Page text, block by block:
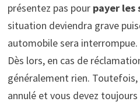
présentez pas pourpayer les
situation deviendra grave
automobile sera interrompue.
Dès lors, en cas de
généralement rien. Toutefois,
annulé et vous devez